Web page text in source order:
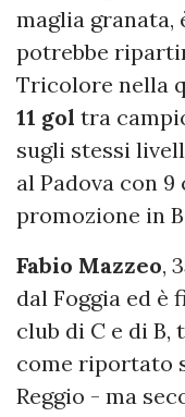
maglia granata,
potrebbe
Tricolore nella
11 gol tra
sugli stessi
al Padova con
promozione in
Fabio Mazzeo,
dal Foggia ed
club di C e di B,
come riportato
Reggio - ma